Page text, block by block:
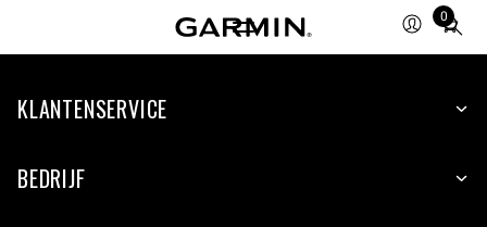
0
Total
items
cart:
KLANTENSERVICE
BEDRIJF